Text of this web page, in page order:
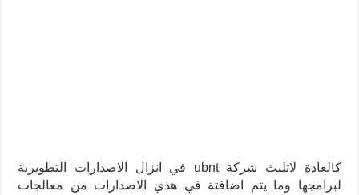
كالعادة لاتلبث شركة ubnt في انزال الاصدارات التطويرية
لبرامجها وما يتم اضافتة في هذي الاصدارات من معالجات